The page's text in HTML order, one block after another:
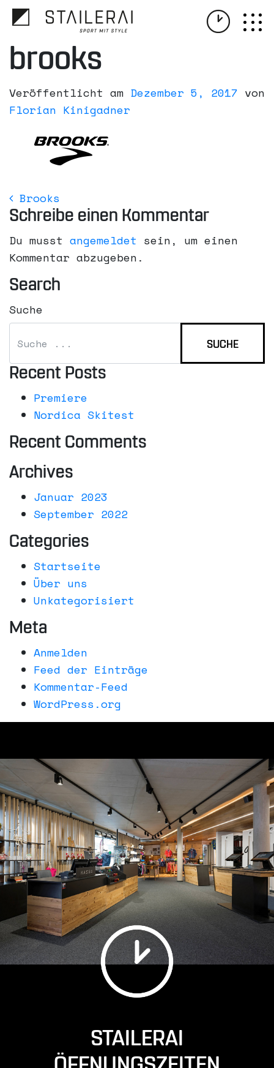
über uns
aktuelles
leistungen
online skiverleih
partner
kontakt
brooks
Veröffentlicht am Dezember 5, 2017 von
Florian Kinigadner
Beitrags- Navigation
Brooks
Schreibe einen Kommentar
Du musst angemeldet sein, um einen
Kommentar abzugeben.
Search
Suche
Recent Posts
Premiere
Nordica Skitest
Recent Comments
Archives
Januar 2023
September 2022
Categories
Startseite
Über uns
Unkategorisiert
Meta
Anmelden
Feed der Einträge
Kommentar-Feed
WordPress.org
STAILERAI